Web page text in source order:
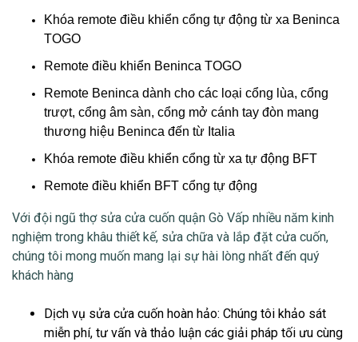
Khóa remote điều khiển cổng tự động từ xa Beninca
TOGO
Remote điều khiển Beninca TOGO
Remote Beninca dành cho các loại cổng lùa, cổng
trượt, cổng âm sàn, cổng mở cánh tay đòn mang
thương hiệu Beninca đến từ Italia
Khóa remote điều khiển cổng từ xa tự động BFT
Remote điều khiển BFT cổng tự động
Với đội ngũ thợ sửa cửa cuốn quận Gò Vấp nhiều năm kinh
nghiệm trong khâu thiết kế, sửa chữa và lắp đặt cửa cuốn,
chúng tôi mong muốn mang lại sự hài lòng nhất đến quý
khách hàng
Dịch vụ sửa cửa cuốn hoàn hảo: Chúng tôi khảo sát
miễn phí, tư vấn và thảo luận các giải pháp tối ưu cùng